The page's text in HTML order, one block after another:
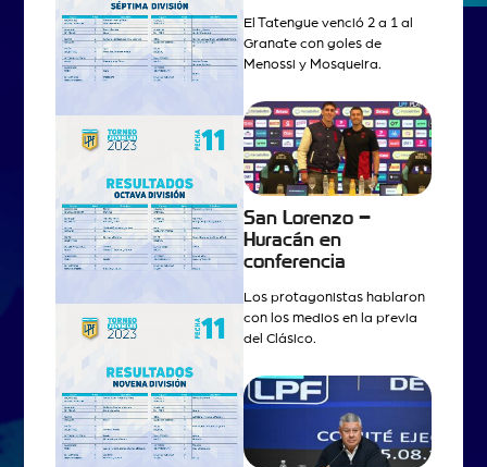
El Tatengue venció 2 a 1 al
Granate con goles de
Menossi y Mosqueira.
San Lorenzo –
Huracán en
conferencia
Los protagonistas hablaron
con los medios en la previa
del Clásico.